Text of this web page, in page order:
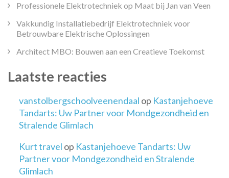
Professionele Elektrotechniek op Maat bij Jan van Veen
Vakkundig Installatiebedrijf Elektrotechniek voor
Betrouwbare Elektrische Oplossingen
Architect MBO: Bouwen aan een Creatieve Toekomst
Laatste reacties
vanstolbergschoolveenendaal op Kastanjehoeve
Tandarts: Uw Partner voor Mondgezondheid en
Stralende Glimlach
Kurt travel op Kastanjehoeve Tandarts: Uw
Partner voor Mondgezondheid en Stralende
Glimlach